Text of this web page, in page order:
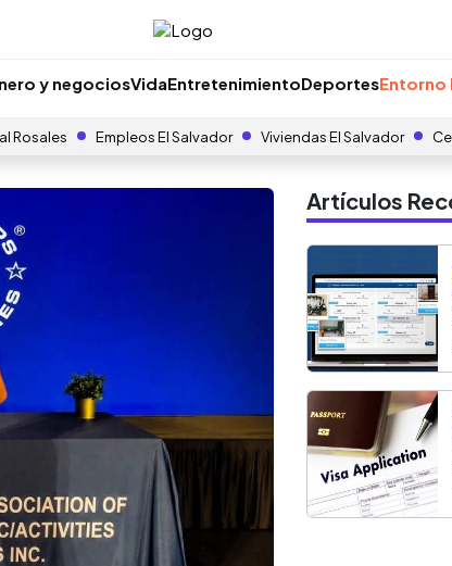
y negociosVidaEntretenimientoDeportesEntorno
Rosales Empleos El Salvador Viviendas El Salvador
Artículos